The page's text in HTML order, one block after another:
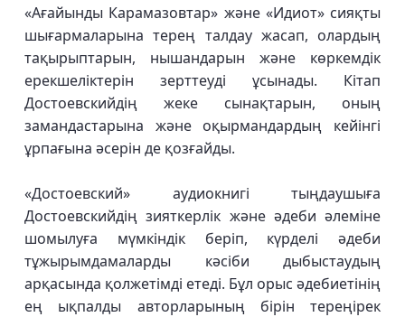
«Ағайынды Карамазовтар» және «Идиот» сияқты
шығармаларына терең талдау жасап, олардың
тақырыптарын, нышандарын және көркемдік
ерекшеліктерін зерттеуді ұсынады. Кітап
Достоевскийдің жеке сынақтарын, оның
замандастарына және оқырмандардың кейінгі
ұрпағына әсерін де қозғайды.
«Достоевский» аудиокнигі тыңдаушыға
Достоевскийдің зияткерлік және әдеби әлеміне
шомылуға мүмкіндік беріп, күрделі әдеби
тұжырымдамаларды кәсіби дыбыстаудың
арқасында қолжетімді етеді. Бұл орыс әдебиетінің
ең ықпалды авторларының бірін тереңірек